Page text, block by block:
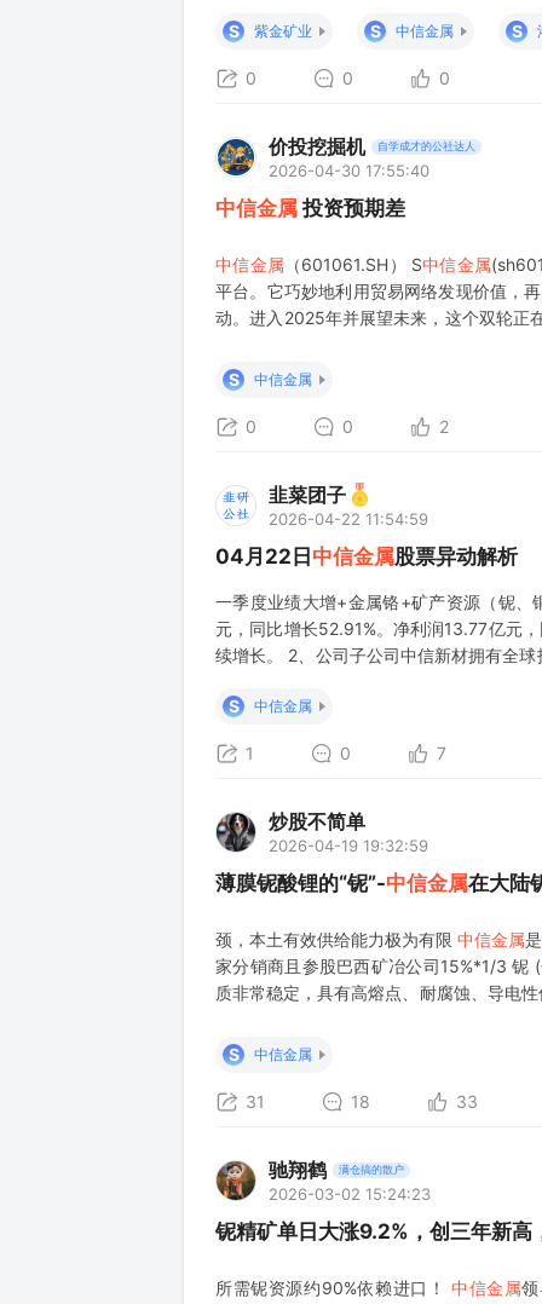
吨S 紫金矿业 S 中信金属 S
0 0 0
价投挖掘机 自学成才的公社达人
2026-04-30 17:55:40
中信金属 投资预期差
中信金属 （601061.SH） S中信金属
平台。它巧妙地利用贸易网络发现价值，
动。进入2025年并展望未来，这个双轮
S
中信金属
0 0 2
韭菜团子
2026-04-22 11:54:59
04月22日 中信金属股票异动解析
一季度业绩大增+金属铬+矿产资源（铌
元，同比增长52.91%。净利润13.77亿元
续增长。 2、公司子公司中信新材拥有全
司投资的矿产资源稀
S 中信金属
1 0 7
炒股不简单
2026-04-19 19:32:59
薄膜铌酸锂的“铌”-中信金属在大陆
颈，本土有效供给能力极为有限 中信金属
家分销商且参股巴西矿冶公司15%*1/3 铌
质非常稳定，具有高熔点、耐腐蚀、导电
泛应用于钢铁、高温合金、超导材料、
S 中信金属
31 18 33
驰翔鹤 满仓搞的散户
2026-03-02 15:24:23
铌精矿单日大涨9.2%，创三年新高
所需铌资源约90%依赖进口！ 中信金属